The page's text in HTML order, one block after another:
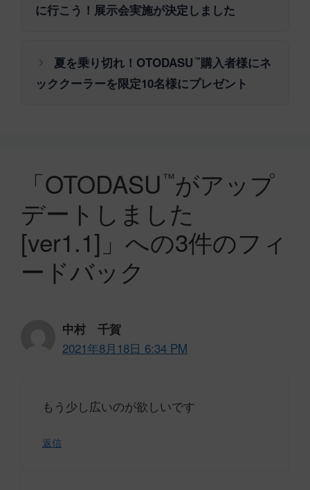
に行こう！展示会実施が決定しました
夏を乗り切れ！OTODASU ™購入者様にネ
ッククーラーを限定10名様にプレゼント
「OTODASU ™がアップ
デートしました
[ver1.1]」への3件のフィ
ードバック
中村 千賀
2021年8月18日 6:34 PM
もう少し広いのが欲しいです
返信